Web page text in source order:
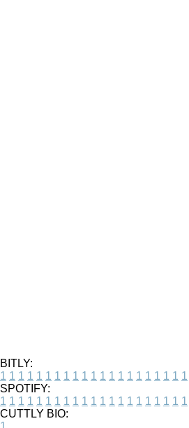
BITLY:
1 1 1 1 1 1 1 1 1 1 1 1 1 1 1 1 1 1 1 1 1
SPOTIFY:
1 1 1 1 1 1 1 1 1 1 1 1 1 1 1 1 1 1 1 1 1
CUTTLY BIO: